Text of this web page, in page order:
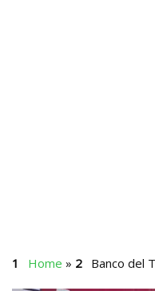
Home » Banco del